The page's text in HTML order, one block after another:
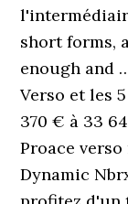
short forms,
enough and
Verso et les
370 € à 33
Proace verso
Dynamic